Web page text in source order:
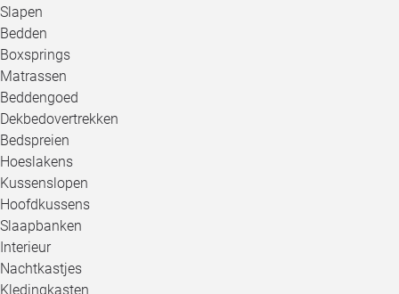
Slapen
Bedden
Boxsprings
Matrassen
Beddengoed
Dekbedovertrekken
Bedspreien
Hoeslakens
Kussenslopen
Hoofdkussens
Slaapbanken
Interieur
Nachtkastjes
Kledingkasten